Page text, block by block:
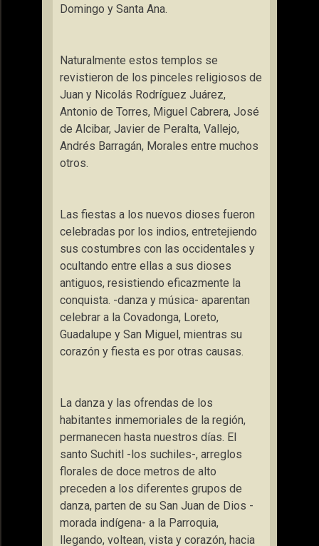
Domingo y Santa Ana.
Naturalmente estos templos se
revistieron de los pinceles religiosos de
Juan y Nicolás Rodríguez Juárez,
Antonio de Torres, Miguel Cabrera, José
de Alcibar, Javier de Peralta, Vallejo,
Andrés Barragán, Morales entre muchos
otros.
Las fiestas a los nuevos dioses fueron
celebradas por los indios, entretejiendo
sus costumbres con las occidentales y
ocultando entre ellas a sus dioses
antiguos, resistiendo eficazmente la
conquista. -danza y música- aparentan
celebrar a la Covadonga, Loreto,
Guadalupe y San Miguel, mientras su
corazón y fiesta es por otras causas.
La danza y las ofrendas de los
habitantes inmemoriales de la región,
permanecen hasta nuestros días. El
santo Suchitl -los suchiles-, arreglos
florales de doce metros de alto
preceden a los diferentes grupos de
danza, parten de su San Juan de Dios -
morada indígena- a la Parroquia,
llegando, voltean, vista y corazón, hacia